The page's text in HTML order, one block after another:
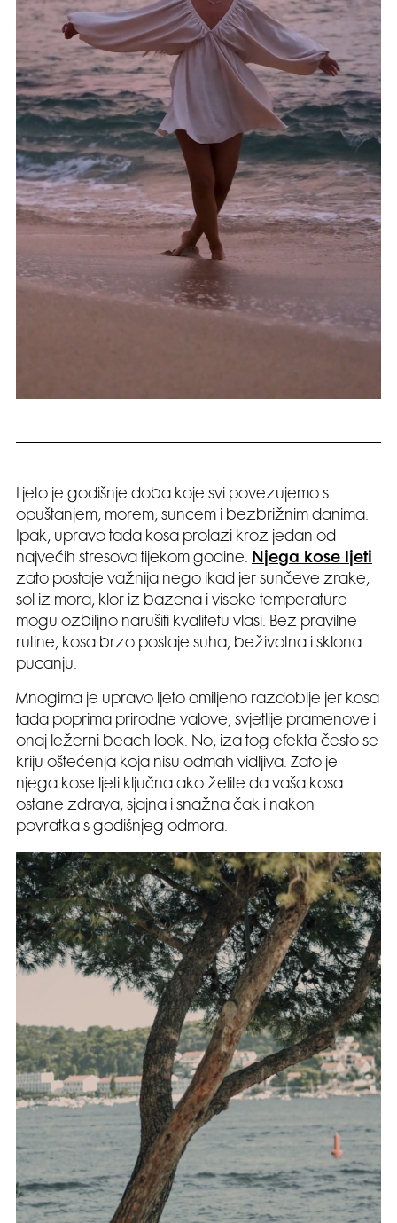
Ljeto je godišnje doba koje svi povezujemo s
opuštanjem, morem, suncem i bezbrižnim danima.
Ipak, upravo tada kosa prolazi kroz jedan od
najvećih stresova tijekom godine. Njega kose ljeti
zato postaje važnija nego ikad jer sunčeve zrake,
sol iz mora, klor iz bazena i visoke temperature
mogu ozbiljno narušiti kvalitetu vlasi. Bez pravilne
rutine, kosa brzo postaje suha, beživotna i sklona
pucanju.
Mnogima je upravo ljeto omiljeno razdoblje jer kosa
tada poprima prirodne valove, svjetlije pramenove i
onaj ležerni beach look. No, iza tog efekta često se
kriju oštećenja koja nisu odmah vidljiva. Zato je
njega kose ljeti ključna ako želite da vaša kosa
ostane zdrava, sjajna i snažna čak i nakon
povratka s godišnjeg odmora.